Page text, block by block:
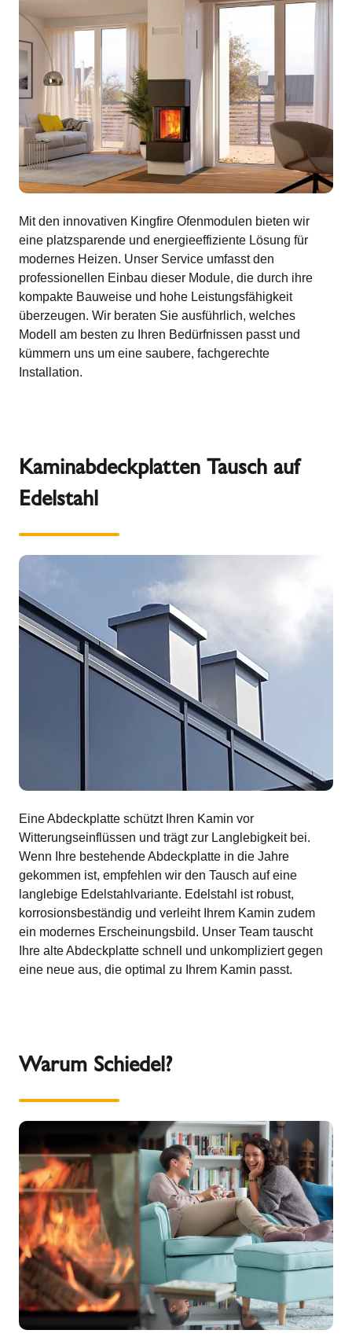
Mit den innovativen Kingfire Ofenmodulen bieten wir
eine platzsparende und energieeffiziente Lösung für
modernes Heizen. Unser Service umfasst den
professionellen Einbau dieser Module, die durch ihre
kompakte Bauweise und hohe Leistungsfähigkeit
überzeugen. Wir beraten Sie ausführlich, welches
Modell am besten zu Ihren Bedürfnissen passt und
kümmern uns um eine saubere, fachgerechte
Installation.
Kaminabdeckplatten Tausch auf
Edelstahl
Eine Abdeckplatte schützt Ihren Kamin vor
Witterungseinflüssen und trägt zur Langlebigkeit bei.
Wenn Ihre bestehende Abdeckplatte in die Jahre
gekommen ist, empfehlen wir den Tausch auf eine
langlebige Edelstahlvariante. Edelstahl ist robust,
korrosionsbeständig und verleiht Ihrem Kamin zudem
ein modernes Erscheinungsbild. Unser Team tauscht
Ihre alte Abdeckplatte schnell und unkompliziert gegen
eine neue aus, die optimal zu Ihrem Kamin passt.
Warum Schiedel?